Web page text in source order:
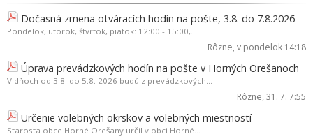
Dočasná zmena otváracích hodín na pošte, 3.8. do 7.8.2026
Pondelok, utorok, štvrtok, piatok: 12:00 - 15:00,...
Rôzne, v pondelok 14:18
Úprava prevádzkových hodín na pošte v Horných Orešanoch
V dňoch od 3.8. do 5.8. 2026 budú z prevádzkových...
Rôzne, 31. 7. 7:55
Určenie volebných okrskov a volebných miestností
Starosta obce Horné Orešany určil v obci Horné...